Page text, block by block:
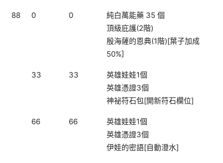
88 0 0
純白萬能藥 35 個
頂級庇護(2階)
殷海薩的恩典(1階)[葉子加成
50%]
33 33
英雄娃娃1個
英雄憑證3個
神祕符石包[開新符石欄位]
66 66
英雄娃娃1個
英雄憑證3個
伊娃的密語[自動澄水]